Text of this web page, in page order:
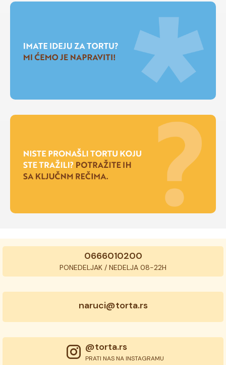
0666010200
PONEDELJAK / NEDELJA 08-22H
naruci@torta.rs
@torta.rs
PRATI NAS NA INSTAGRAMU